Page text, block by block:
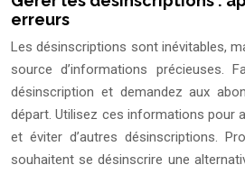
erreurs
Les désinscriptions sont inévitables,
source d’informations précieuses.
désinscription et demandez aux
départ. Utilisez ces informations pour
et éviter d’autres désinscriptions.
souhaitent se désinscrire une